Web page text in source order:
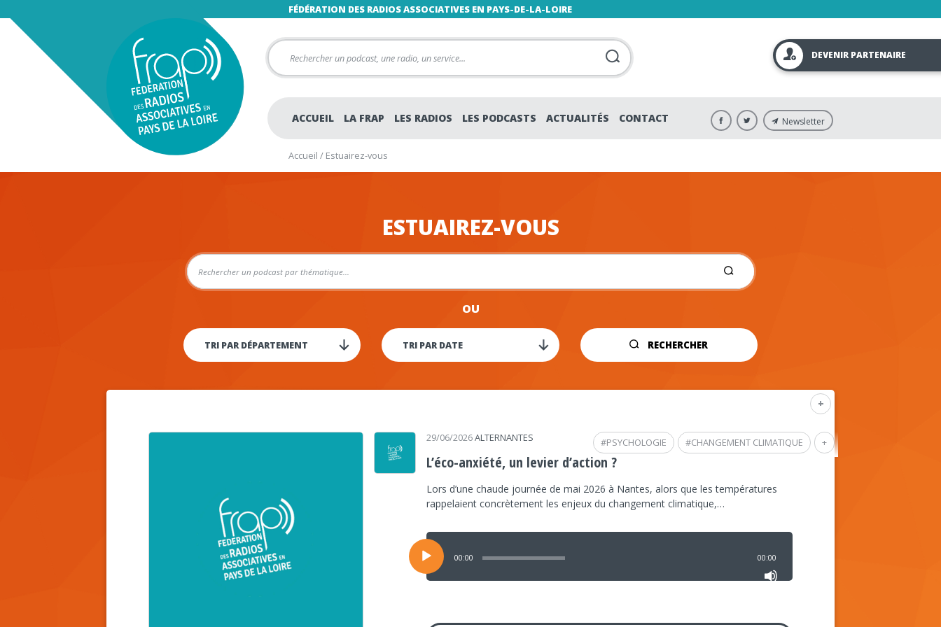
FÉDÉRATION DES RADIOS ASSOCIATIVES EN PAYS-DE-LA-LOIRE
DEVENIR PARTENAIRE
ACCUEIL LA FRAP LES RADIOS LES PODCASTS ACTUALITÉS CONTACT Newsletter
Accueil / Estuairez-vous
ESTUAIREZ-VOUS
OU
RECHERCHER
+
+
#CHANGEMENT CLIMATIQUE
#PSYCHOLOGIE
29/06/2026ALTERNANTES
L’éco-anxiété, un levier d’action ?
Lors d’une chaude journée de mai 2026 à Nantes, alors que les températures
rappelaient concrètement les enjeux du changement climatique,…
Lecteur
audio
00:00 00:00